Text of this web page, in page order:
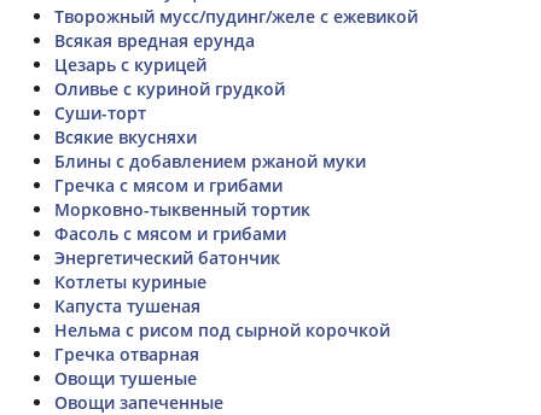
Творожный мусс/пудинг/желе с ежевикой
Всякая вредная ерунда
Цезарь с курицей
Оливье с куриной грудкой
Суши-торт
Всякие вкусняхи
Блины с добавлением ржаной муки
Гречка с мясом и грибами
Морковно-тыквенный тортик
Фасоль с мясом и грибами
Энергетический батончик
Котлеты куриные
Капуста тушеная
Нельма с рисом под сырной корочкой
Гречка отварная
Овощи тушеные
Овощи запеченные